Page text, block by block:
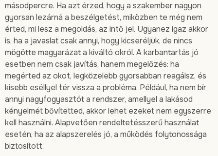
másodpercre. Ha azt érzed, hogy a szakember nagyon
gyorsan lezárná a beszélgetést, miközben te még nem
érted, mi lesz a megoldás, az intő jel. Ugyanez igaz akkor
is, ha a javaslat csak annyi, hogy kicseréljük, de nincs
mögötte magyarázat a kiváltó okról. A karbantartás jó
esetben nem csak javítás, hanem megelőzés: ha
megérted az okot, legközelebb gyorsabban reagálsz, és
kisebb eséllyel tér vissza a probléma. Például, ha nem bír
annyi nagyfogyasztót a rendszer, amellyel a lakásod
kényelmét bővítetted, akkor lehet ezeket nem egyszerre
kell használni. Alapvetően rendeltetésszerű használat
esetén, ha az alapszerelés jó, a működés folytonossága
biztosított.